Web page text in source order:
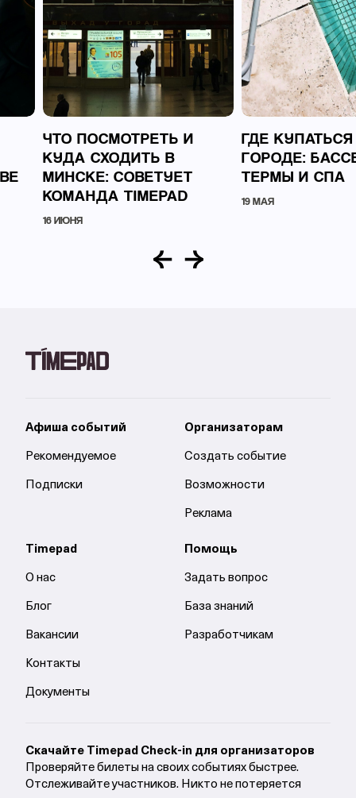
ЧТО ПОСМОТРЕТЬ И
КУДА СХОДИТЬ В
МИНСКЕ: СОВЕТУЕТ
КОМАНДА TIMEPAD
16 ИЮНЯ
ГДЕ
ГОРОДЕ:
ТЕРМЫ И СПА
19 МАЯ
Афиша событий
Рекомендуемое
Подписки
Организаторам
Создать событие
Возможности
Реклама
Timepad
О нас
Блог
Вакансии
Контакты
Документы
Помощь
Задать вопрос
База знаний
Разработчикам
Cкачайте Timepad Check-in для организаторов
Проверяйте билеты на своих событиях быстрее.
Отслеживайте участников. Никто не потеряется